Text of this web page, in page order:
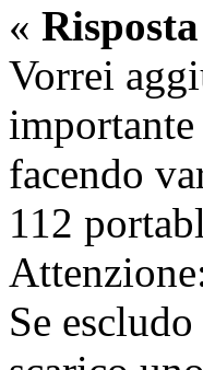
«
Vorrei
facendo
112
Se